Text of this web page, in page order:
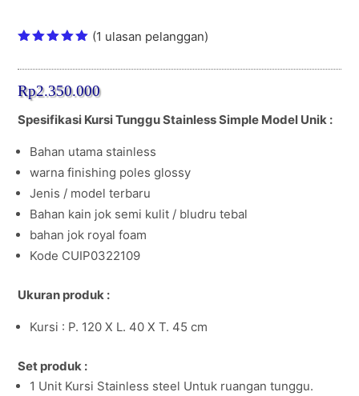
berdasark
an
penilaian
pelanggan
(1 ulasan pelanggan)
Rp2.350.000
Spesifikasi Kursi Tunggu Stainless Simple Model Unik :
Bahan utama stainless
warna finishing poles glossy
Jenis / model terbaru
Bahan kain jok semi kulit / bludru tebal
bahan jok royal foam
Kode CUIP0322109
Ukuran produk :
Kursi : P. 120 X L. 40 X T. 45 cm
Set produk :
1 Unit Kursi Stainless steel Untuk ruangan tunggu.